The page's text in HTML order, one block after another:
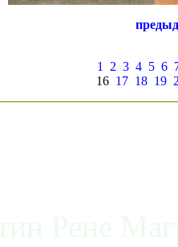
1 2 3 4 5 6
16 17 18 19